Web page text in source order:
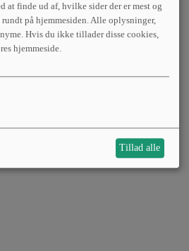
at finde ud af, hvilke sider der er mest og
på hjemmesiden. Alle oplysninger,
Hvis du ikke tillader disse cookies,
hjemmeside.
Tillad alle